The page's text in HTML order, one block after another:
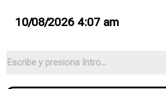
10/08/2026 4:07 am